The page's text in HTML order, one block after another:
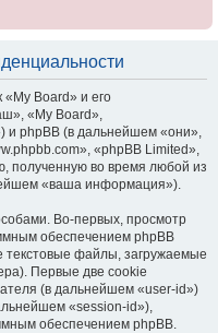
Board» и его
«My Board»,
и phpBB (в дальнейшем «они»,
«phpBB Limited»,
полученную во время любой из
«ваша информация»).
Во-первых, просмотр
обеспечением phpBB
текстовые файлы, загружаемые
Первые две cookie
(в дальнейшем «user-id»)
«session-id»),
обеспечением phpBB.